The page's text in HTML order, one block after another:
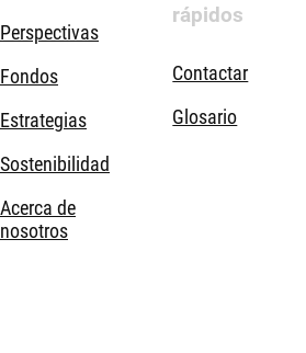
Perspectivas
Fondos
Estrategias
Sostenibilidad
Acerca de
nosotros
rápidos
Contactar
Glosario